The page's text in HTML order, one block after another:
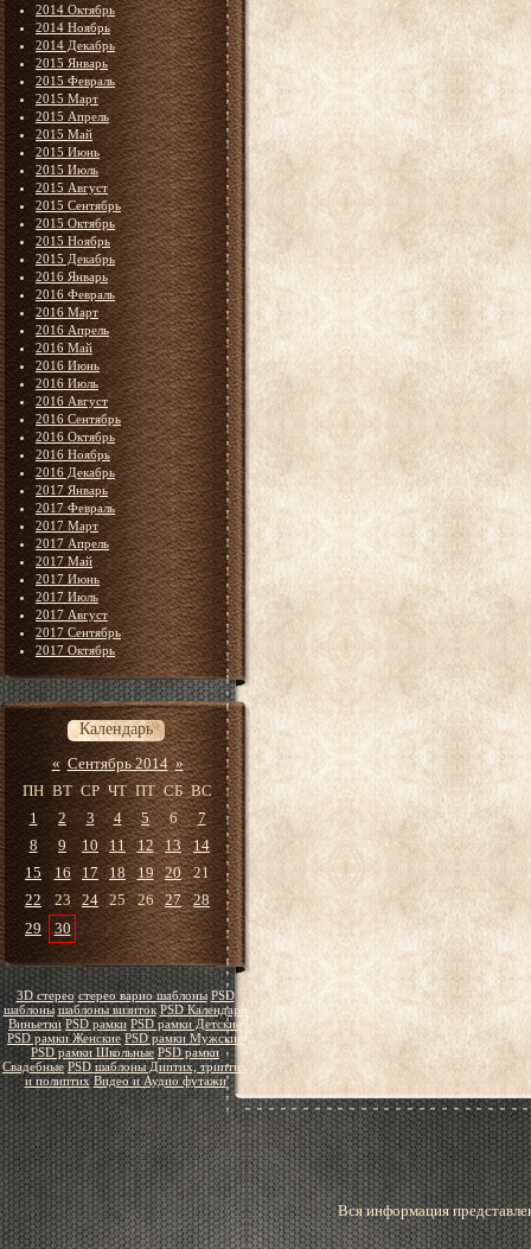
2014 Октябрь
2014 Ноябрь
2014 Декабрь
2015 Январь
2015 Февраль
2015 Март
2015 Апрель
2015 Май
2015 Июнь
2015 Июль
2015 Август
2015 Сентябрь
2015 Октябрь
2015 Ноябрь
2015 Декабрь
2016 Январь
2016 Февраль
2016 Март
2016 Апрель
2016 Май
2016 Июнь
2016 Июль
2016 Август
2016 Сентябрь
2016 Октябрь
2016 Ноябрь
2016 Декабрь
2017 Январь
2017 Февраль
2017 Март
2017 Апрель
2017 Май
2017 Июнь
2017 Июль
2017 Август
2017 Сентябрь
2017 Октябрь
Календарь
« Сентябрь 2014 »
ПН ВТ СР ЧТ ПТ СБ ВС
1
2 3 4 5 6
7
8
9 10 11 12 13
14
15
16 17 18 19 20
21
22
23 24 25 26 27
28
29
30
3D стерео стерео варио шаблоны PSD
шаблоны шаблоны визиток PSD Календари
Виньетки PSD рамки PSD рамки Детские
PSD рамки Женские PSD рамки Мужские
PSD рамки Школьные PSD рамки
Свадебные PSD шаблоны Диптих, триптих
и полиптих Видео и Аудио футажи
Вся информация